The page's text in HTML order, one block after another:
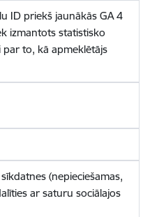
ID priekš jaunākās GA 4
izmantots statistisko
to, kā apmeklētājs
(nepieciešamas,
ar saturu sociālajos